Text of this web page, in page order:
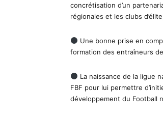
concrétisation d’un
régionales et les clubs
Une bonne prise en
formation des entraîneurs
La naissance de la ligue
FBF pour lui permettre
développement du Football